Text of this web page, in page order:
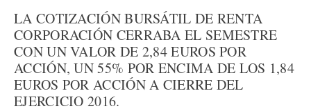
LA COTIZACIÓN BURSÁTIL DE RENTA
CORPORACIÓN CERRABA EL SEMESTRE
CON UN VALOR DE 2,84 EUROS POR
ACCIÓN, UN 55% POR ENCIMA DE LOS 1,84
EUROS POR ACCIÓN A CIERRE DEL
EJERCICIO 2016.